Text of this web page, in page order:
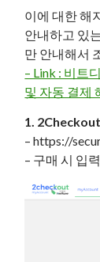
이에 대한 해
안내하고 있
만 안내해서
– Link : 비트
및 자동 결제
1. 2Checkout
– https://
– 구매 시 입